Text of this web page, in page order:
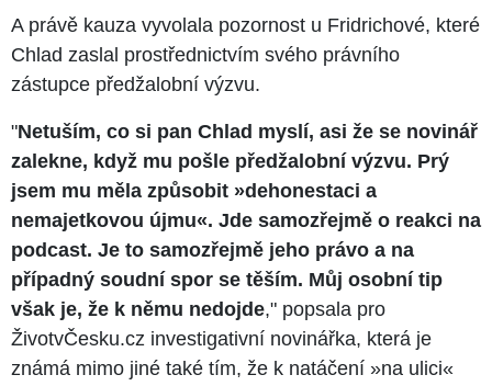
A právě kauza vyvolala pozornost u Fridrichové, které
Chlad zaslal prostřednictvím svého právního
zástupce předžalobní výzvu.
"Netuším, co si pan Chlad myslí, asi že se novinář
zalekne, když mu pošle předžalobní výzvu. Prý
jsem mu měla způsobit »dehonestaci a
nemajetkovou újmu«. Jde samozřejmě o reakci na
podcast. Je to samozřejmě jeho právo a na
případný soudní spor se těším. Můj osobní tip
však je, že k němu nedojde," popsala pro
ŽivotvČesku.cz investigativní novinářka, která je
známá mimo jiné také tím, že k natáčení »na ulici«